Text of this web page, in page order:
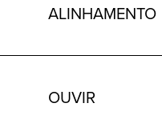
ALINHAMENTO
OUVIR